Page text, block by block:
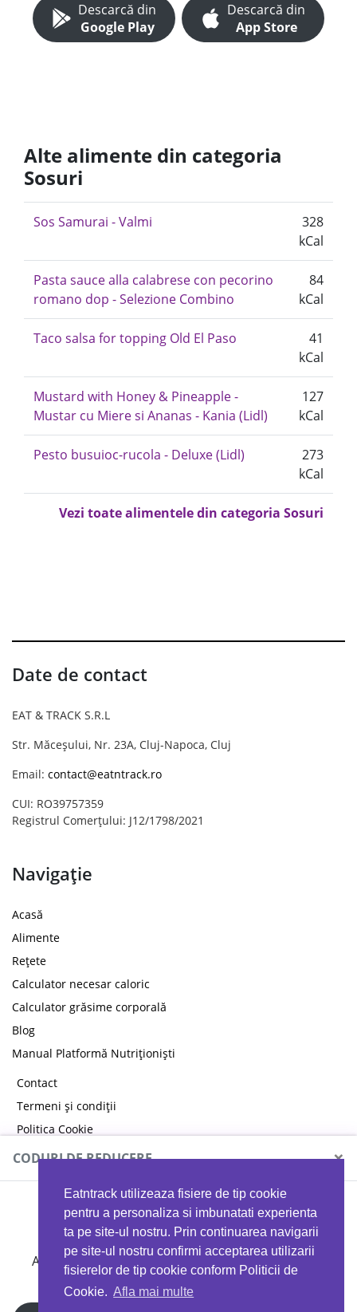
Eatntrack utilizeaza fisiere de tip cookie
pentru a personaliza si imbunatati experienta
ta pe site-ul nostru. Prin continuarea navigarii
pe site-ul nostru confirmi acceptarea utilizarii
fisierelor de tip cookie conform Politicii de
Cookie. Afla mai multe
Descarcă din
Google Play
Descarcă din
App Store
Alte alimente din categoria
Sosuri
Sos Samurai - Valmi
328
kCal
Pasta sauce alla calabrese con pecorino
romano dop - Selezione Combino
84
kCal
Taco salsa for topping Old El Paso
41
kCal
Mustard with Honey & Pineapple -
Mustar cu Miere si Ananas - Kania (Lidl)
127
kCal
Pesto busuioc-rucola - Deluxe (Lidl)
273
kCal
Vezi toate alimentele din categoria Sosuri
Date de contact
EAT & TRACK S.R.L
Str. Măceșului, Nr. 23A, Cluj-Napoca, Cluj
Email: contact@eatntrack.ro
CUI: RO39757359
Registrul Comerțului: J12/1798/2021
Navigație
Acasă
Alimente
Rețete
Calculator necesar caloric
Calculator grăsime corporală
Blog
Manual Platformă Nutriționiști
Contact
Termeni și condiții
Politica Cookie
Politica de confidențialitate
CODURI DE REDUCERE ×
MYPROTEIN
Ai 40%reducere la orice comandă folosind codul
EATTRACK